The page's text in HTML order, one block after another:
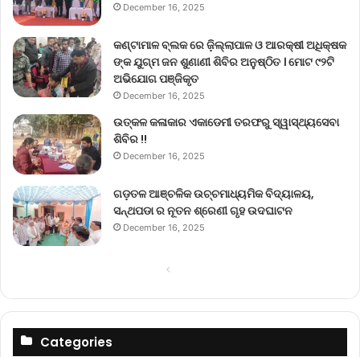
December 16, 2025
କଣ୍ଟାମାଳ ବ୍ଲକ ରେ ଜ଼ିଲ୍ଲାପାଳ ଓ ଆରକ୍ଷୀ ଅଧିକ୍ଷକ
ଙ୍କ ଯୁଗ୍ମ ଜନ ଶୁଣାଣୀ ଶିବିର ଅନୁଷ୍ଠିତ । ମୋଟ ୯୨ଟି
ଅଭିଯୋଗ ପଞ୍ଜିକୃତ
December 16, 2025
ଉତ୍କଳ କଳାକାର ଏକାଡେମୀ ତରଫରୁ ସ୍ୱାସ୍ଥ୍ୟସେବା
ଶିବିର !!
December 16, 2025
ଗଡ଼ତଳ ଆଞ୍ଚଳିକ ଉଚ୍ଚମାଧ୍ୟମିକ ବିଦ୍ୟାଳୟ,
ସନ୍ଥପଡା ର ନୂତନ ଶ୍ରେଣୀ ଗୃହ ଉଦଘାଟନ
December 16, 2025
Previous
Categories